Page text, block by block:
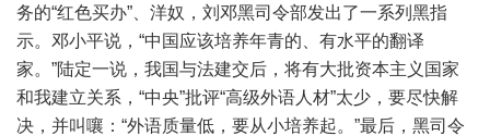
务的“红色买办”、洋奴，刘邓黑司令部发出了一系列黑指
示。邓小平说，“中国应该培养年青的、有水平的翻译
家。”陆定一说，我国与法建交后，将有大批资本主义国家
和我建立关系，“中央”批评“高级外语人材”太少，要尽快解
决，并叫嚷：“外语质量低，要从小培养起。”最后，黑司令